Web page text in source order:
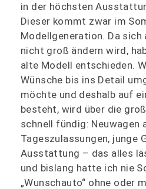
in der höchsten
Dieser kommt zwar im
Modellgeneration. Da sich
nicht groß ändern wird,
alte Modell entschieden.
Wünsche bis ins Detail
möchte und deshalb auf
besteht, wird über die
schnell fündig: Neuwagen
Tageszulassungen, junge
Ausstattung – das alles
und bislang hatte ich nie
„Wunschauto“ ohne oder